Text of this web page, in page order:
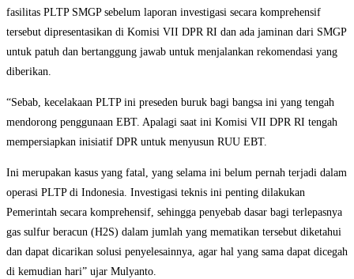
fasilitas PLTP SMGP sebelum laporan investigasi secara komprehensif
tersebut dipresentasikan di Komisi VII DPR RI dan ada jaminan dari SMGP
untuk patuh dan bertanggung jawab untuk menjalankan rekomendasi yang
diberikan.
“Sebab, kecelakaan PLTP ini preseden buruk bagi bangsa ini yang tengah
mendorong penggunaan EBT. Apalagi saat ini Komisi VII DPR RI tengah
mempersiapkan inisiatif DPR untuk menyusun RUU EBT.
Ini merupakan kasus yang fatal, yang selama ini belum pernah terjadi dalam
operasi PLTP di Indonesia. Investigasi teknis ini penting dilakukan
Pemerintah secara komprehensif, sehingga penyebab dasar bagi terlepasnya
gas sulfur beracun (H2S) dalam jumlah yang mematikan tersebut diketahui
dan dapat dicarikan solusi penyelesainnya, agar hal yang sama dapat dicegah
di kemudian hari” ujar Mulyanto.